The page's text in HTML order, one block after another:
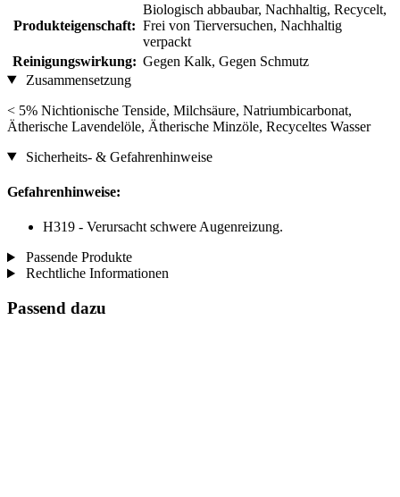
Produkteigenschaft:
Biologisch abbaubar, Nachhaltig, Recycelt,
Frei von Tierversuchen, Nachhaltig
verpackt
Reinigungswirkung: Gegen Kalk, Gegen Schmutz
Zusammensetzung
< 5% Nichtionische Tenside, Milchsäure, Natriumbicarbonat,
Ätherische Lavendelöle, Ätherische Minzöle, Recyceltes Wasser
Sicherheits- & Gefahrenhinweise
Gefahrenhinweise:
H319 - Verursacht schwere Augenreizung.
Passende Produkte
Rechtliche Informationen
Passend dazu